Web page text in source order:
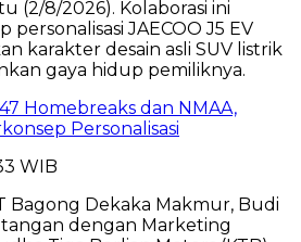
Homebreaks dan NMAA,
Personalisasi
WIB